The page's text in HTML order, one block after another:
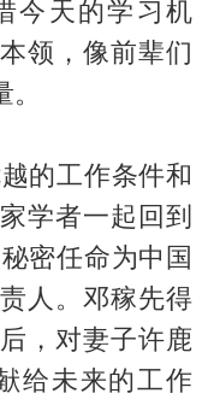
今天的学习机
领，像前辈们
的工作条件和
学者一起回到
密任命为中国
人。邓稼先得
，对妻子许鹿
给未来的工作